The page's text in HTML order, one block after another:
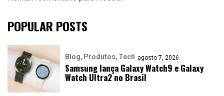
POPULAR POSTS
Blog Produtos Tech agosto 7, 2026
Samsung lança Galaxy Watch9 e Galaxy
Watch Ultra2 no Brasil